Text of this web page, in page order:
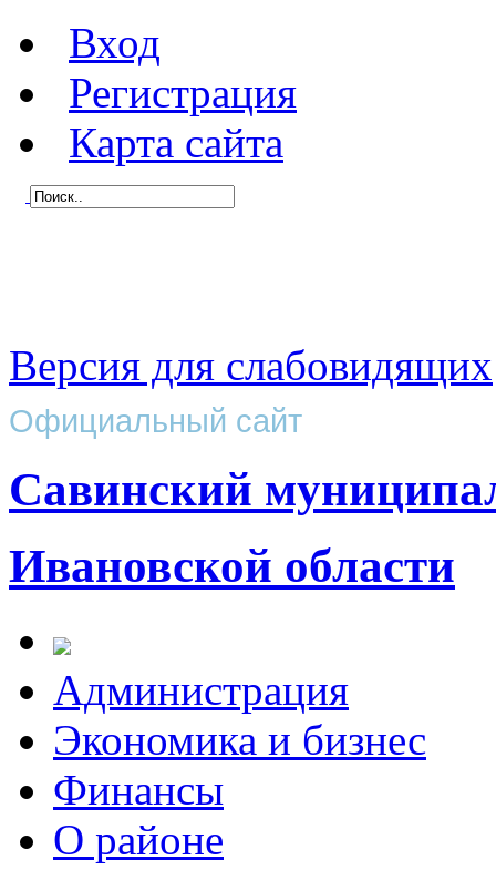
Вход
Регистрация
Карта сайта
Версия для слабовидящих
Официальный сайт
Савинский
Ивановской области
Администрация
Экономика и бизнес
Финансы
О районе